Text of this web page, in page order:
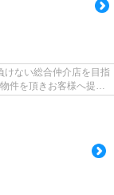
けない総合仲介店を目指
件を頂きお客様へ提供